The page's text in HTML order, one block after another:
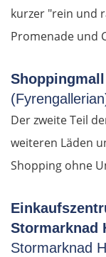
kurzer "rein und
Promenade und
Der zweite Teil
weiteren Läden
Shopping ohne
Stormarknad
Stormarknad
Argos
Giannitsa
Bulgarien
Petritsch